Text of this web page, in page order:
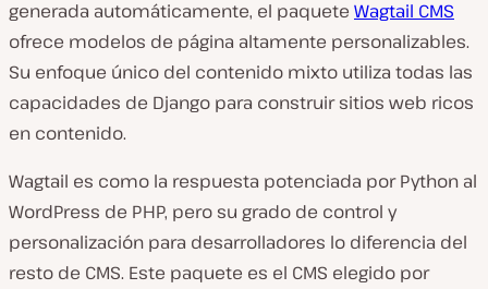
generada automáticamente, el paquete Wagtail CMS
ofrece modelos de página altamente personalizables.
Su enfoque único del contenido mixto utiliza todas las
capacidades de Django para construir sitios web ricos
en contenido.
Wagtail es como la respuesta potenciada por Python al
WordPress de PHP, pero su grado de control y
personalización para desarrolladores lo diferencia del
resto de CMS. Este paquete es el CMS elegido por